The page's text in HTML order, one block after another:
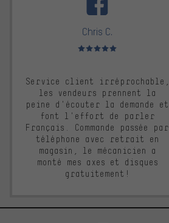
Chris C.
Note moyenne : 5 sur 5
Service client irréprochable,
les vendeurs prennent la
peine d'écouter la demande et
font l'effort de parler
Français. Commande passée par
téléphone avec retrait en
magasin, le mécanicien a
monté mes axes et disques
gratuitement!